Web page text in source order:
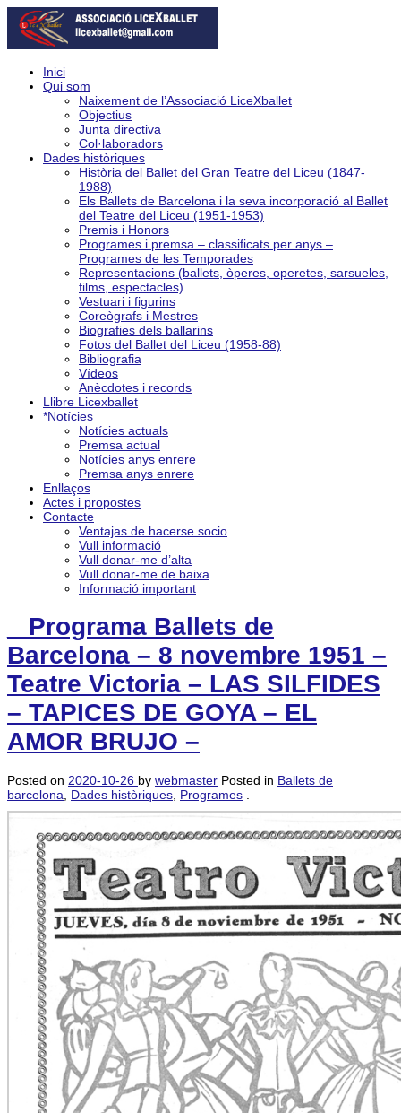
Inici
Qui som
Naixement de l’Associació LiceXballet
Objectius
Junta directiva
Col·laboradors
Dades històriques
Història del Ballet del Gran Teatre del Liceu (1847-
1988)
Els Ballets de Barcelona i la seva incorporació al Ballet
del Teatre del Liceu (1951-1953)
Premis i Honors
Programes i premsa – classificats per anys –
Programes de les Temporades
Representacions (ballets, òperes, operetes, sarsueles,
films, espectacles)
Vestuari i figurins
Coreògrafs i Mestres
Biografies dels ballarins
Fotos del Ballet del Liceu (1958-88)
Bibliografia
Vídeos
Anècdotes i records
Llibre Licexballet
*Notícies
Notícies actuals
Premsa actual
Notícies anys enrere
Premsa anys enrere
Enllaços
Actes i propostes
Contacte
Ventajas de hacerse socio
Vull informació
Vull donar-me d’alta
Vull donar-me de baixa
Informació important
_ Programa Ballets de
Barcelona – 8 novembre 1951 –
Teatre Victoria – LAS SILFIDES
– TAPICES DE GOYA – EL
AMOR BRUJO –
Posted on 2020-10-26 by webmaster Posted in Ballets de
barcelona
Dades històriques Programes